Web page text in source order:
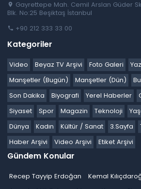
Gayrettepe Mah. Cemil Arslan Güder
Blk. No:25 Beşiktaş İstanbul
+90 212 333 33 00
Kategoriler
Video Beyaz TV Arşivi Foto Galeri
Manşetler (Bugün)
Manşetler (Dün)
Son Dakika
Biyografi Yerel Haberler
Siyaset
Spor Magazin Teknoloji
Dünya
Kadın Kültür / Sanat 3.Sayfa
Haber Arşivi
Video Arşivi Etiket Arşivi
Gündem Konular
Recep Tayyip Erdoğan Kemal